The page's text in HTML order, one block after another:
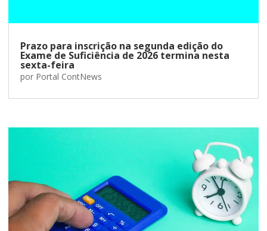
Prazo para inscrição na segunda edição do
Exame de Suficiência de 2026 termina nesta
sexta-feira
por Portal ContNews